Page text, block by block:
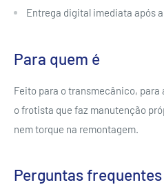
Entrega digital imediata após
Para quem é
Feito para o transmecânico,
o frotista que faz manutenção
nem torque na remontagem.
Perguntas frequentes